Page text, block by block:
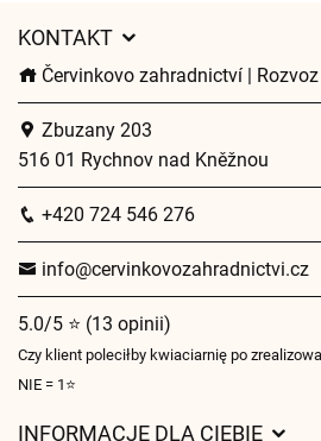
KONTAKT
Červinkovo zahradnictví |
Zbuzany 203
516 01 Rychnov nad Kněžnou
+420 724 546 276
info@cervinkovozahradnictvi.cz
5.0/5 ⭐ (13 opinii)
Czy klient poleciłby kwiaciarnię po
NIE = 1⭐
INFORMACJE DLA CIEBIE